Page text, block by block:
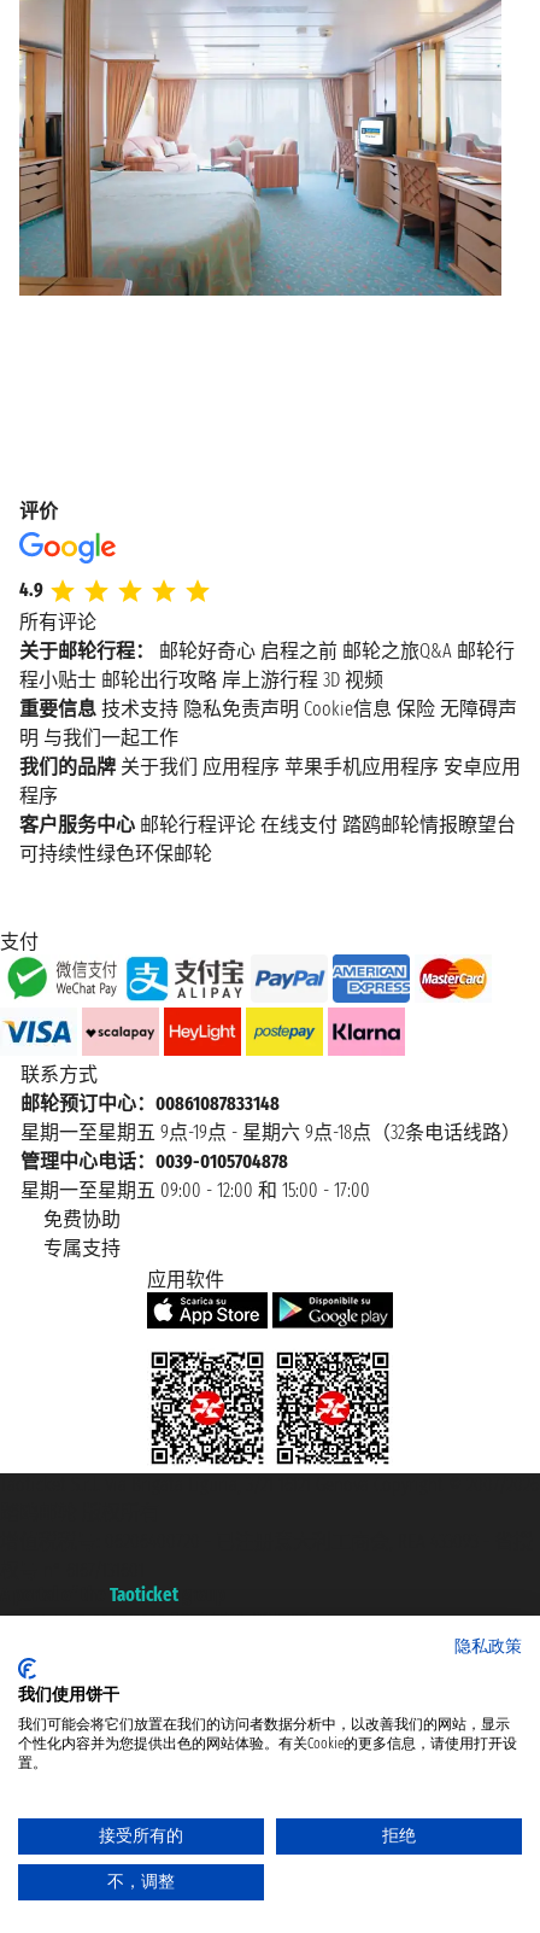
评价
4.9
所有评论
关于邮轮行程：
邮轮好奇心 启程之前 邮轮之旅Q&A 邮轮行
程小贴士 邮轮出行攻略 岸上游行程 3D 视频
重要信息 技术支持 隐私免责声明 Cookie信息 保险 无障碍声
明 与我们一起工作
我们的品牌 关于我们 应用程序 苹果手机应用程序 安卓应用
程序
客户服务中心 邮轮行程评论 在线支付 踏鸥邮轮情报瞭望台
可持续性绿色环保邮轮
支付
联系方式
邮轮预订中心：00861087833148
星期一至星期五 9点-19点 - 星期六 9点-18点（32条电话线路）
管理中心电话：0039-0105704878
星期一至星期五 09:00 - 12:00 和 15:00 - 17:00
免费协助
专属支持
应用软件
Taoticket
Copyright © 2007/2026 踏鸥邮轮 版权所有
增值税税号: 06206400720 - 已注册意大利工商会, REA 433093 - 省授
权号 n° 6167/131601
A portal of the Taoticket
隐私政策
我们使用饼干
我们可能会将它们放置在我们的访问者数据分析中，以改善我们的网站，显示
个性化内容并为您提供出色的网站体验。有关Cookie的更多信息，请使用打开设
置。
接受所有的 拒绝
不，调整